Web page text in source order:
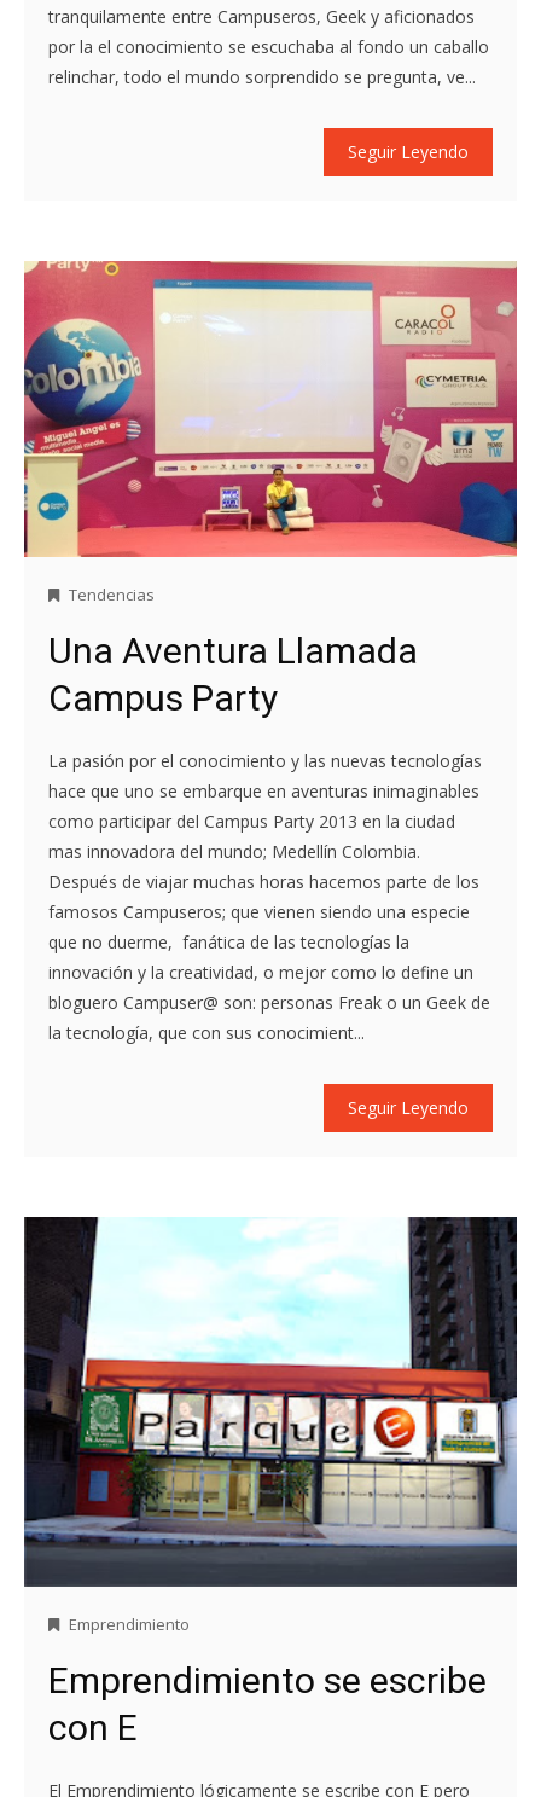
tranquilamente entre Campuseros, Geek y aficionados
por la el conocimiento se escuchaba al fondo un caballo
relinchar, todo el mundo sorprendido se pregunta, ve...
Seguir Leyendo
Tendencias
Una Aventura Llamada
Campus Party
La pasión por el conocimiento y las nuevas tecnologías
hace que uno se embarque en aventuras inimaginables
como participar del Campus Party 2013 en la ciudad
mas innovadora del mundo; Medellín Colombia.
Después de viajar muchas horas hacemos parte de los
famosos Campuseros; que vienen siendo una especie
que no duerme, fanática de las tecnologías la
innovación y la creatividad, o mejor como lo define un
bloguero Campuser@ son: personas Freak o un Geek de
la tecnología, que con sus conocimient...
Seguir Leyendo
Emprendimiento
Emprendimiento se escribe
con E
El Emprendimiento lógicamente se escribe con E pero